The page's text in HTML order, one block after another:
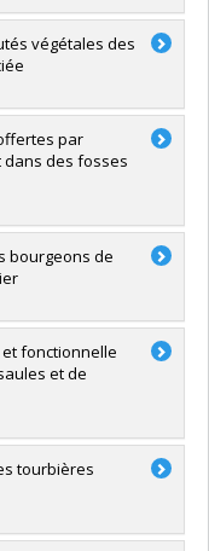
végétales des
par
des fosses
bourgeons de
fonctionnelle
et de
tourbières